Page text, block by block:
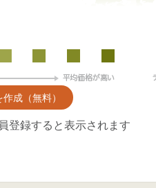
成（無料）
登録すると表示されます